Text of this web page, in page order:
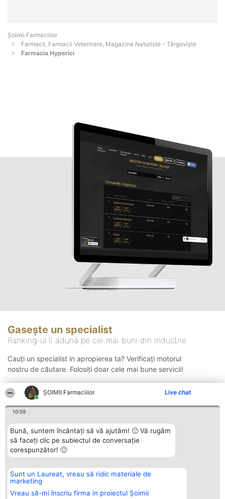
ŞOIMII Farmaciilor Live chat
10:59
Bună, suntem încântați să vă ajutăm! 🙂 Vă rugăm
să faceți clic pe subiectul de conversație
corespunzător! 🙂
Sunt un Laureat, vreau să ridic materiale de
marketing
Vreau să-mi înscriu firma in proiectul Șoimii
Şoimii Farmaciilor
Farmacii, Farmacii Veterinare, Magazine Naturiste - Târgovişte
Farmacia Hyperici
Gasește un specialist
Ranking-ul îi adună pe cei mai buni din industrie
Cauți un specialist in apropierea ta? Verificați motorul
nostru de căutare. Folosiți doar cele mai bune servicii!
Organizator Ranking
BRIGHT SOLUTIONS BR SRL
Aleea Timisul De Sus 2 Bl. A30
Sc. A Et. 4 Ap. 13 Cod 061952
Plebiscyt
Lista Tuturor
Laureaților
Contact